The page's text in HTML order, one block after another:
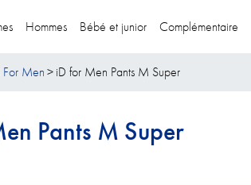
Hommes Bébé et junior Complémentaire
For Men iD for Men Pants M Super
Pants M Super